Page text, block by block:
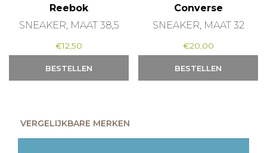
Reebok
SNEAKER, MAAT 38,5
€12,50
BESTELLEN
Converse
SNEAKER, MAAT 32
€20,00
BESTELLEN
VERGELIJKBARE MERKEN